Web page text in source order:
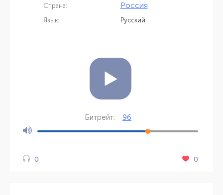
Страна: Россия
Язык: Русский
Битрейт: 96
0 0